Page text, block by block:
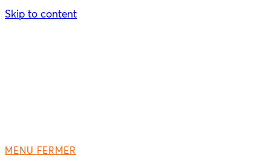
Skip to content
MENU FERMER